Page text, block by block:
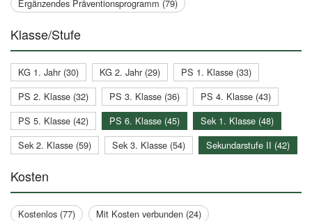
Ergänzendes Präventionsprogramm (79)
Klasse/Stufe
KG 1. Jahr (30) KG 2. Jahr (29)
PS 1. Klasse (33)
PS 2. Klasse (32)
PS 3. Klasse (36)
PS 4. Klasse (43)
PS 5. Klasse (42)
PS 6. Klasse (45)
Sek 1. Klasse (48)
Sek 2. Klasse (59)
Sek 3. Klasse (54) Sekundarstufe II (42)
Kosten
Kostenlos (77) Mit Kosten verbunden (24)